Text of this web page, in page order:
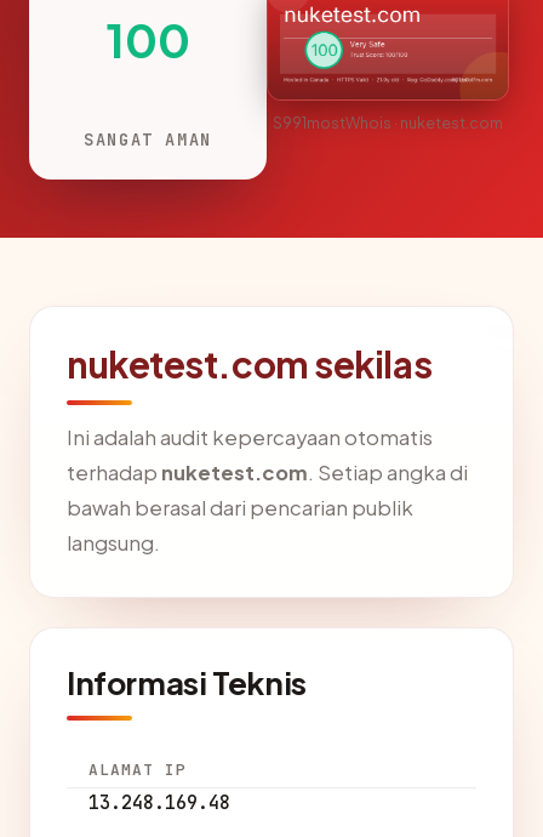
100
SANGAT AMAN
S991mostWhois · nuketest.com
nuketest.com sekilas
Ini adalah audit kepercayaan otomatis
terhadap nuketest.com. Setiap angka di
bawah berasal dari pencarian publik
langsung.
Informasi Teknis
ALAMAT IP
13.248.169.48